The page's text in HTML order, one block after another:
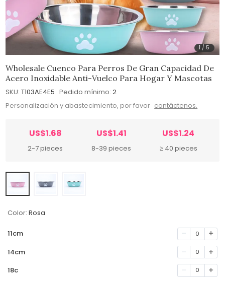
1 / 5
Wholesale Cuenco Para Perros De Gran Capacidad De
Acero Inoxidable Anti-Vuelco Para Hogar Y Mascotas
SKU: T103AE4E5 Pedido mínimo: 2
Personalización y abastecimiento, por favor contáctenos.
US$1.68
2-7 pieces
US$1.41
8-39 pieces
US$1.24
≥ 40 pieces
Color: Rosa
11cm 0
14cm 0
18c 0